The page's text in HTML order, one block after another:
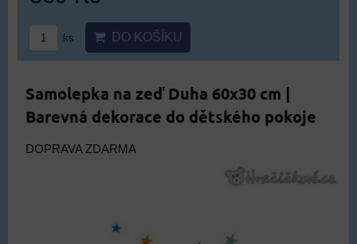
ks DO KOŠÍKU
Samolepka na zeď Duha 60x30 cm |
Barevná dekorace do dětského pokoje
DOPRAVA ZDARMA